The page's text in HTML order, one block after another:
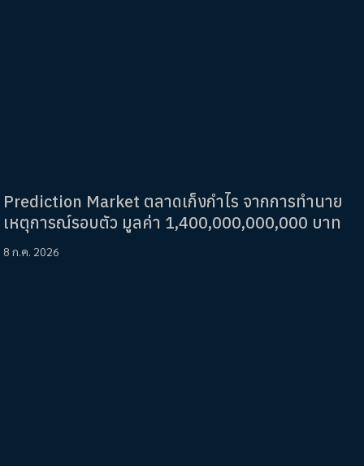
Prediction Market ตลาดเก็งกำไร จากการทำนาย
เหตุการณ์รอบตัว มูลค่า 1,400,000,000,000 บาท
8 ก.ค. 2026